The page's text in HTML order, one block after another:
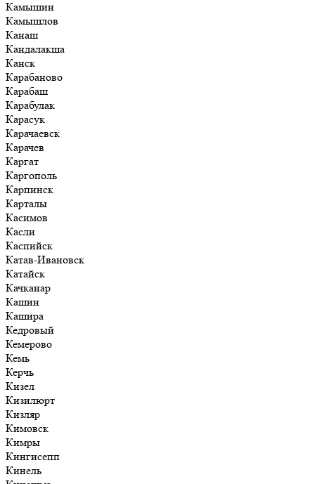
Камышин
Камышлов
Канаш
Кандалакша
Канск
Карабаново
Карабаш
Карабулак
Карасук
Карачаевск
Карачев
Каргат
Каргополь
Карпинск
Карталы
Касимов
Касли
Каспийск
Катав-Ивановск
Катайск
Качканар
Кашин
Кашира
Кедровый
Кемерово
Кемь
Керчь
Кизел
Кизилюрт
Кизляр
Кимовск
Кимры
Кингисепп
Кинель